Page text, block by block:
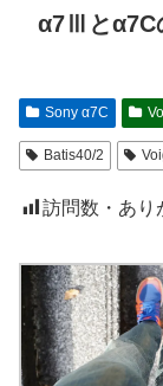
α7Ⅲとα7C
Sony α7C
Batis40/2
訪問数・あり